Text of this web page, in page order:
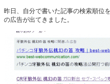
昨日、自分で書いた記事の検索順位
の広告が出てきました。